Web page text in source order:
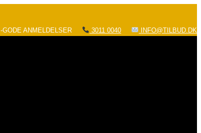
-GODE ANMELDELSER
3011 0040 INFO@TILBUD.DK